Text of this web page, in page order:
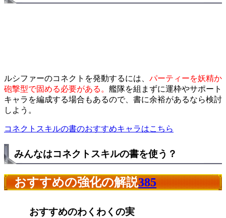
ルシファーのコネクトを発動するには、 パーティーを妖精か
砲撃型で固める必要がある。 艦隊を組まずに運枠やサポート
キャラを編成する場合もあるので、書に余裕があるなら検討
しよう。
コネクトスキルの書のおすすめキャラはこちら
みんなはコネクトスキルの書を使う？
おすすめの強化の解説385
おすすめのわくわくの実